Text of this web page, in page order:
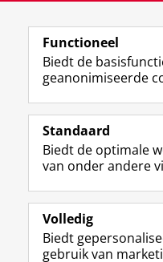
Volg
Studiekiezers
Alumni
Over ons
Functioneel
Biedt de
geanonimiseerde
Standaard
Biedt de optimale
van onder andere
Volledig
Biedt
gebruik van